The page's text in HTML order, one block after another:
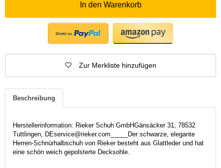
In den Warenkorb
Zur Merkliste hinzufügen
Beschreibung
Herstellerinformation: Rieker Schuh GmbHGänsäcker 31, 78532
Tuttlingen, DEservice@rieker.com_____Der schwarze, elegante
Herren-Schnürhalbschuh von Rieker besteht aus Glattleder und hat
eine schön weich gepolsterte Decksohle.